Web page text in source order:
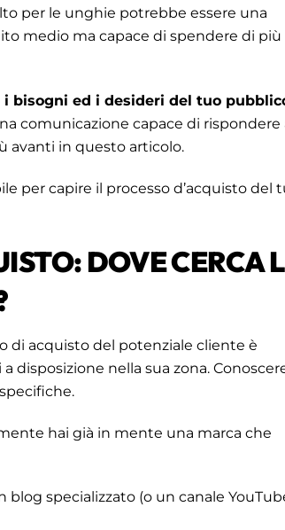
per le unghie potrebbe essere una
medio ma capace di spendere di più
i bisogni ed i desideri del tuo
comunicazione capace di rispondere
avanti in questo articolo.
per capire il processo d’acquisto del
DOVE CERCA
di acquisto del potenziale cliente è
disposizione nella sua zona.
hai già in mente una marca che
blog specializzato (o un canale